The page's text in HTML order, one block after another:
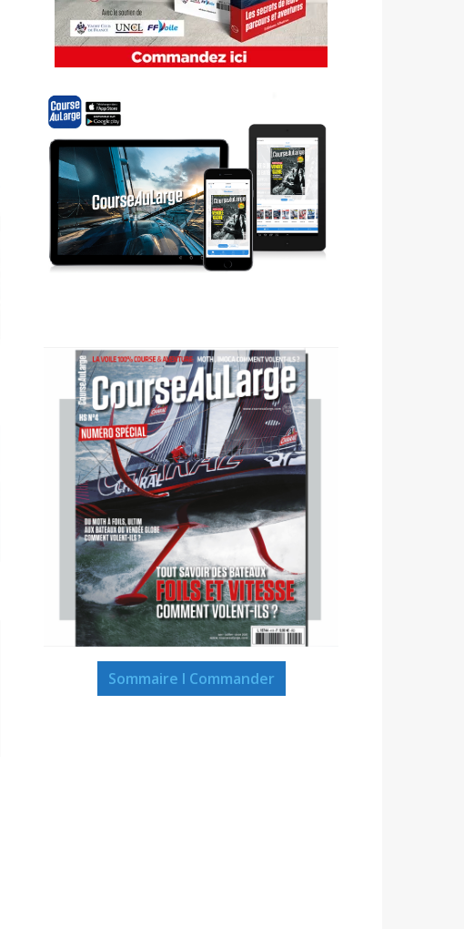
Sommaire I Commander